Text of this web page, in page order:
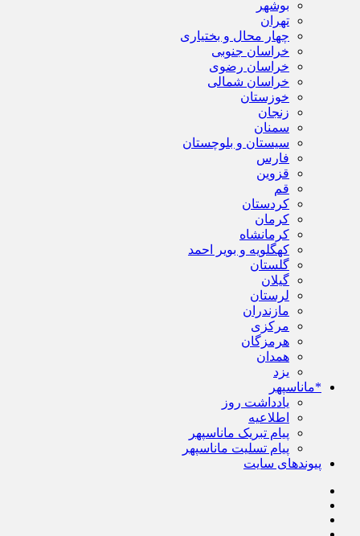
بوشهر
تهران
چهار محال و بختیاری
خراسان جنوبی
خراسان رضوی
خراسان شمالی
خوزستان
زنجان
سمنان
سیستان و بلوچستان
فارس
قزوین
قم
کردستان
کرمان
کرمانشاه
کهگلویه و بویر احمد
گلستان
گیلان
لرستان
مازندران
مرکزی
هرمزگان
همدان
یزد
*ماناسپهر
یادداشت روز
اطلاعیه
پیام تبریک ماناسپهر
پیام تسلیت ماناسپهر
پیوندهای سایت